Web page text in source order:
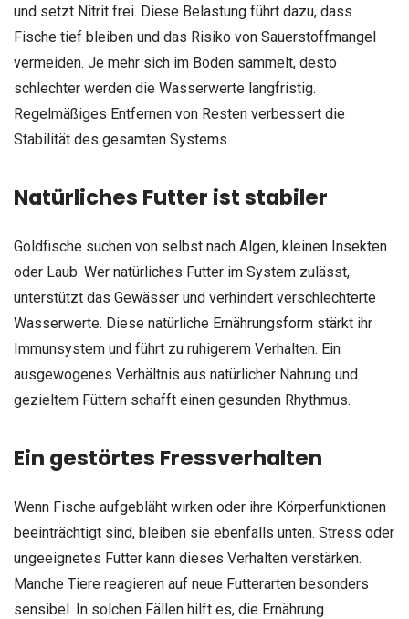
und setzt Nitrit frei. Diese Belastung führt dazu, dass
Fische tief bleiben und das Risiko von Sauerstoffmangel
vermeiden. Je mehr sich im Boden sammelt, desto
schlechter werden die Wasserwerte langfristig.
Regelmäßiges Entfernen von Resten verbessert die
Stabilität des gesamten Systems.
Natürliches Futter ist stabiler
Goldfische suchen von selbst nach Algen, kleinen Insekten
oder Laub. Wer natürliches Futter im System zulässt,
unterstützt das Gewässer und verhindert verschlechterte
Wasserwerte. Diese natürliche Ernährungsform stärkt ihr
Immunsystem und führt zu ruhigerem Verhalten. Ein
ausgewogenes Verhältnis aus natürlicher Nahrung und
gezieltem Füttern schafft einen gesunden Rhythmus.
Ein gestörtes Fressverhalten
Wenn Fische aufgebläht wirken oder ihre Körperfunktionen
beeinträchtigt sind, bleiben sie ebenfalls unten. Stress oder
ungeeignetes Futter kann dieses Verhalten verstärken.
Manche Tiere reagieren auf neue Futterarten besonders
sensibel. In solchen Fällen hilft es, die Ernährung